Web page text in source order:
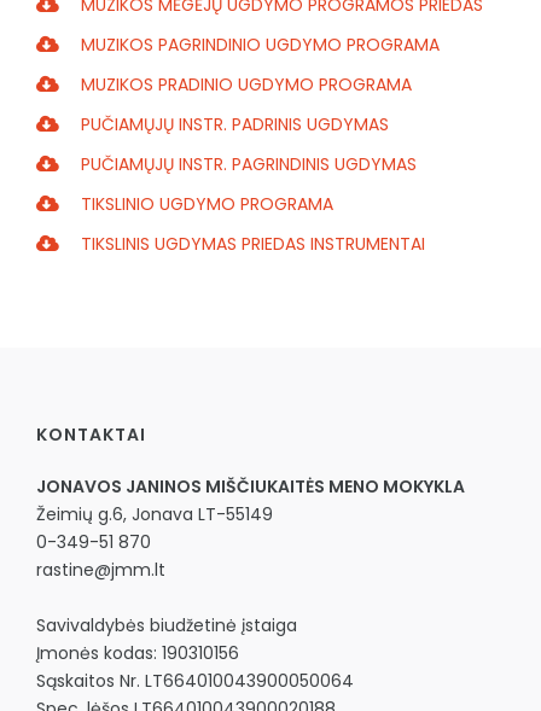
MUZIKOS MĖGĖJŲ UGDYMO PROGRAMOS PRIEDAS
MUZIKOS PAGRINDINIO UGDYMO PROGRAMA
MUZIKOS PRADINIO UGDYMO PROGRAMA
PUČIAMŲJŲ INSTR. PADRINIS UGDYMAS
PUČIAMŲJŲ INSTR. PAGRINDINIS UGDYMAS
TIKSLINIO UGDYMO PROGRAMA
TIKSLINIS UGDYMAS PRIEDAS INSTRUMENTAI
KONTAKTAI
JONAVOS JANINOS MIŠČIUKAITĖS MENO MOKYKLA
Žeimių g.6, Jonava LT-55149
0-349-51 870
rastine@jmm.lt
Savivaldybės biudžetinė įstaiga
Įmonės kodas: 190310156
Sąskaitos Nr. LT664010043900050064